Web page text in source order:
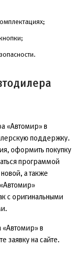
«Автомир» в
поддержку.
оформить покупку
программой
а также
с оригинальными
«Автомир» в
заявку на сайте.